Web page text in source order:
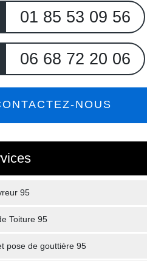
01 85 53 09 56
06 68 72 20 06
NOUS
95
Toiture 95
pose de gouttière 95